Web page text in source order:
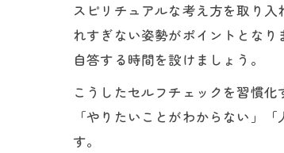
スピリチュアルな考え方を取り
れすぎない姿勢がポイントとな
自答する時間を設けましょう。
こうしたセルフチェックを習慣
「やりたいことがわからない」
す。